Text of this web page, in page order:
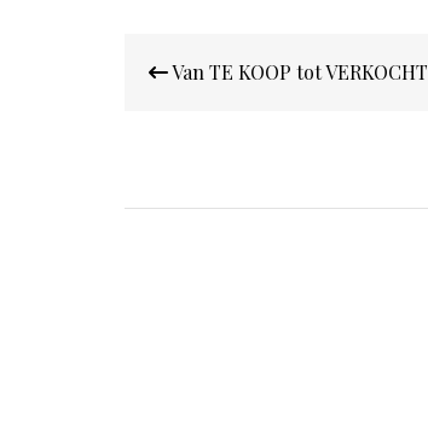
navigatie
Van TE KOOP tot VERKOCHT